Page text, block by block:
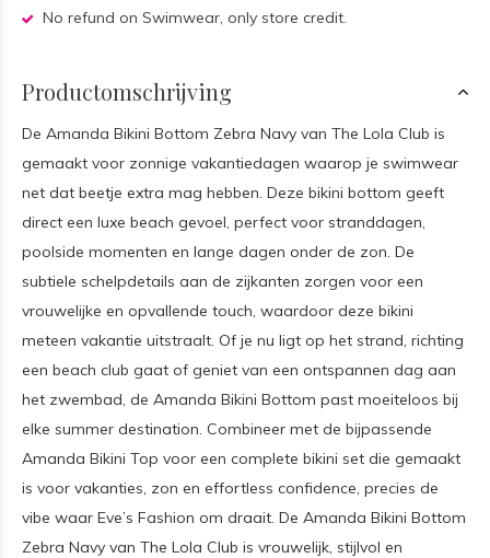
No refund on Swimwear, only store credit.
Productomschrijving
De Amanda Bikini Bottom Zebra Navy van The Lola Club is
gemaakt voor zonnige vakantiedagen waarop je swimwear
net dat beetje extra mag hebben. Deze bikini bottom geeft
direct een luxe beach gevoel, perfect voor stranddagen,
poolside momenten en lange dagen onder de zon. De
subtiele schelpdetails aan de zijkanten zorgen voor een
vrouwelijke en opvallende touch, waardoor deze bikini
meteen vakantie uitstraalt. Of je nu ligt op het strand, richting
een beach club gaat of geniet van een ontspannen dag aan
het zwembad, de Amanda Bikini Bottom past moeiteloos bij
elke summer destination. Combineer met de bijpassende
Amanda Bikini Top voor een complete bikini set die gemaakt
is voor vakanties, zon en effortless confidence, precies de
vibe waar Eve’s Fashion om draait. De Amanda Bikini Bottom
Zebra Navy van The Lola Club is vrouwelijk, stijlvol en